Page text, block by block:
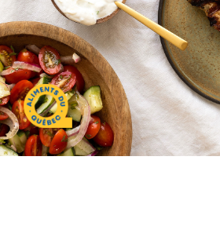
Aliments du Québec